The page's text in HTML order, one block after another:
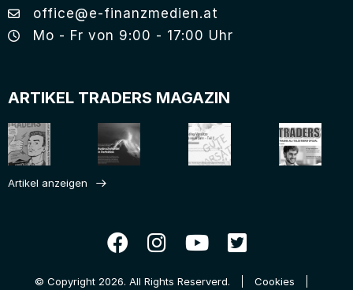
office@e-finanzmedien.at
Mo - Fr von 9:00 - 17:00 Uhr
ARTIKEL TRADERS MAGAZIN
Artikel anzeigen
© Copyright 2026. All Rights Reserverd. Cookies